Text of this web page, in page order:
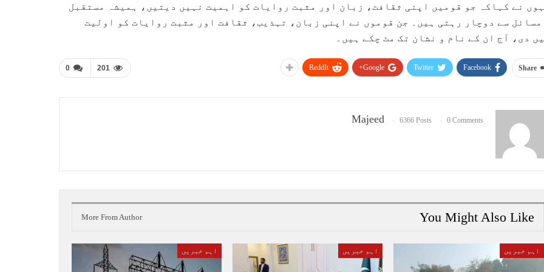
نے کہاکہ جو قومیں اپنی ثقافت، زبان اور مثبت روایات کو اہمیت نہیں دیتیں، ہمیشہ مستقبل
مسائل سے دوچار رہتی ہیں۔ جن قوموں نے اپنی زبان، تہذیب، ثقافت اور مثبت روایات کو اولیت
دی، آج ان کے نام و نشان تک مٹ چکے ہیں۔
0 201 Share
Facebook
Twitter
Google+
ReddIt
Majeed 6366 Posts 0 Comments
You Might Also Like
More From Author
اہم خبریں اہم خبریں اہم خبریں